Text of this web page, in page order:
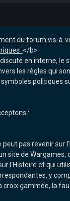
du forum vis-à-
:</b>
en interne, le
les règles qui
politiques
:
peut pas revenir sur
site de Wargames,
l'Histoire et qui
y
croix gammée, la